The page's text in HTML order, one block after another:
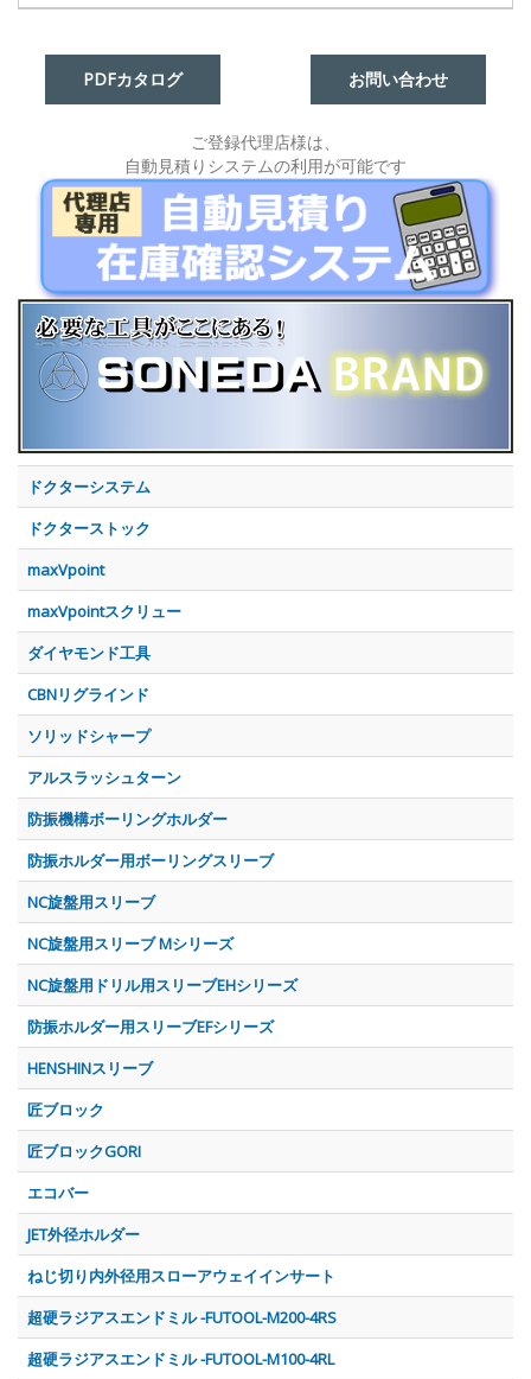
PDFカタログ お問い合わせ
ご登録代理店様は、
自動見積りシステムの利用が可能です
ドクターシステム
ドクターストック
maxVpoint
maxVpointスクリュー
ダイヤモンド工具
CBNリグラインド
ソリッドシャープ
アルスラッシュターン
防振機構ボーリングホルダー
防振ホルダー用ボーリングスリーブ
NC旋盤用スリーブ
NC旋盤用スリーブ Mシリーズ
NC旋盤用ドリル用スリーブEHシリーズ
防振ホルダー用スリーブEFシリーズ
HENSHINスリーブ
匠ブロック
匠ブロックGORI
エコバー
JET外径ホルダー
ねじ切り内外径用スローアウェイインサート
超硬ラジアスエンドミル -FUTOOL-M200-4RS
超硬ラジアスエンドミル -FUTOOL-M100-4RL